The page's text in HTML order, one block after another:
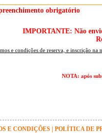
obrigatório
IMPORTANTE: Não
e condições de reserva, e inscrição na
NOTA: após
E CONDIÇÕES| POLÍTICA DE